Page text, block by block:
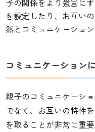
子の関係をより強固に
を設定したり、お互い
然とコミュニケーショ
コミュニケーション
親子のコミュニケーシ
でなく、お互いの特性
を取ることが非常に重